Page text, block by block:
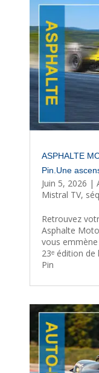
ASPHALTE
Pin.Une
Juin 5, 2026 |
Mistral TV,
Retrouvez
Asphalte
vous
23ᵉ édition
Pin